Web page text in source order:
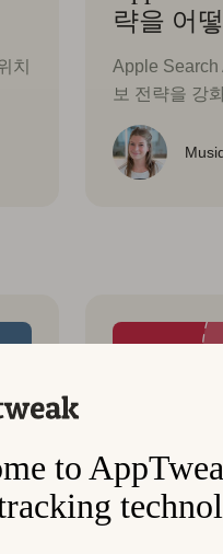
to
치
략을 어
Apple Search
보 전략을 강